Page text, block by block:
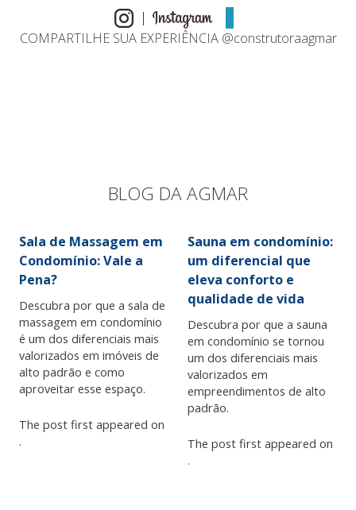
COMPARTILHE SUA EXPERIÊNCIA @construtoraagmar
BLOG DA AGMAR
Sala de Massagem em
Condomínio: Vale a
Pena?
Descubra por que a sala de
massagem em condomínio
é um dos diferenciais mais
valorizados em imóveis de
alto padrão e como
aproveitar esse espaço.
The post first appeared on
.
Sauna em condomínio:
um diferencial que
eleva conforto e
qualidade de vida
Descubra por que a sauna
em condomínio se tornou
um dos diferenciais mais
valorizados em
empreendimentos de alto
padrão.
The post first appeared on
.